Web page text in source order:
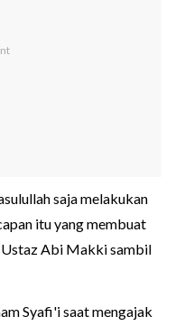
saja melakukan
itu yang membuat
Ustaz Abi Makki sambil
Syafi'i saat mengajak